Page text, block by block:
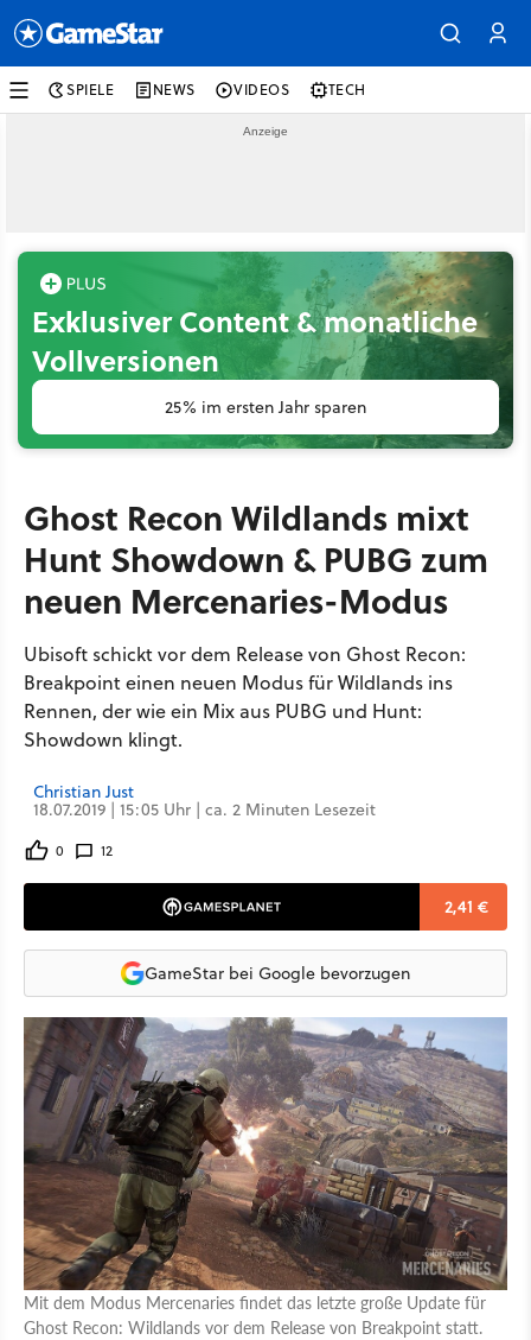
SPIELE NEWS VIDEOS TECH
Exklusiver Content & monatliche
Vollversionen
25% im ersten Jahr sparen
Ghost Recon Wildlands mixt
Hunt Showdown & PUBG zum
neuen Mercenaries-Modus
Ubisoft schickt vor dem Release von Ghost Recon:
Breakpoint einen neuen Modus für Wildlands ins
Rennen, der wie ein Mix aus PUBG und Hunt:
Showdown klingt.
Christian Just
18.07.2019 | 15:05 Uhr | ca. 2 Minuten Lesezeit
0 12
2,41 €
GameStar bei Google bevorzugen
Mit dem Modus Mercenaries findet das letzte große Update für
Ghost Recon: Wildlands vor dem Release von Breakpoint statt.